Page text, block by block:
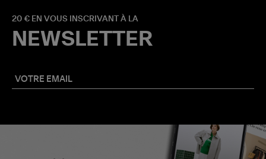
20 € EN VOUS INSCRIVANT À LA
NEWSLETTER